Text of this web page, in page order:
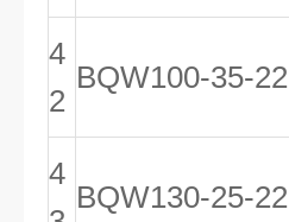
4
2
BQW100-35-22
4
BQW130-25-22